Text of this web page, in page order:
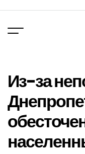
вмісту
Из-за